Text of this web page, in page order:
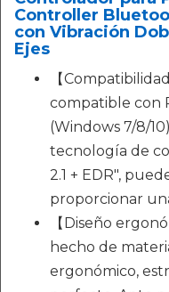
Controller
con Vibración
Ejes
【
compatible con
(Windows 7/8/
tecnología de
2.1 + EDR",
proporcionar
【Diseño
hecho de
ergonómico,